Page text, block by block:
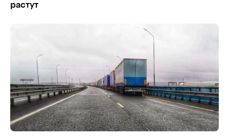
растут